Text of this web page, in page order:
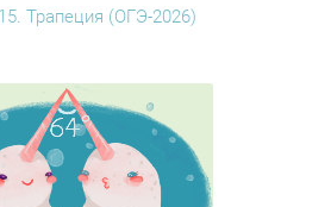
Трапеция (ОГЭ-2026)